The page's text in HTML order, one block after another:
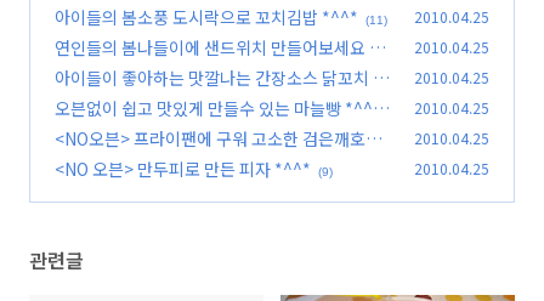
(4)
아이들의 봄소풍 도시락으로 꼬치김밥 *^^* (11) 2010.04.25
연인들의 봄나들이에 샌드위치 만들어보세요 *^
^*
(9)
2010.04.25
아이들이 좋아하는 맛깔나는 간장소스 닭꼬치 *^
^* (2)
2010.04.25
오븐없이 쉽고 맛있게 만들수 있는 마늘빵 *^^*
(13)
2010.04.25
<NO오븐> 프라이팬에 구워 고소한 검은깨호두
과자 *^^*
(2)
2010.04.25
<NO 오븐> 만두피로 만든 피자 *^^* (9) 2010.04.25
관련글